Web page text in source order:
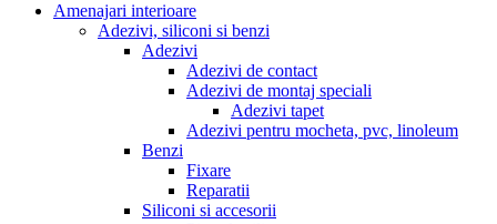
Amenajari interioare
Adezivi, siliconi si benzi
Adezivi
Adezivi de contact
Adezivi de montaj speciali
Adezivi tapet
Adezivi pentru mocheta, pvc, linoleum
Benzi
Fixare
Reparatii
Siliconi si accesorii